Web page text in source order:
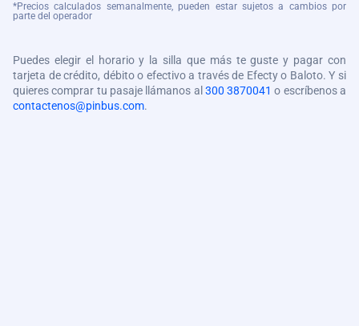
*Precios calculados semanalmente, pueden estar sujetos a cambios por
parte del operador
Puedes elegir el horario y la silla que más te guste y pagar con
tarjeta de crédito, débito o efectivo a través de Efecty o Baloto. Y si
quieres comprar tu pasaje llámanos al 300 3870041 o escríbenos a
contactenos@pinbus.com.